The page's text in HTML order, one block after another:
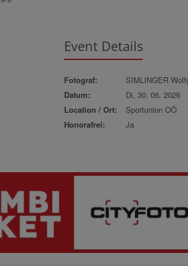
Event Details
Fotograf:
SIMLINGER
Datum:
Di, 30. 06. 2026
Location / Ort:
Sportunion OÖ
Honorafrei:
Ja